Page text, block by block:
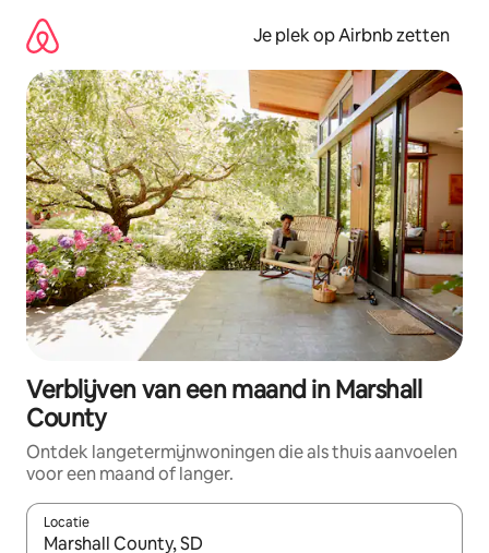
direct
naar
inhoud
Je plek op Airbnb zetten
Verblijven van een maand in Marshall
County
Ontdek langetermijnwoningen die als thuis aanvoelen
voor een maand of langer.
Locatie
Wanneer er resultaten beschikbaar zijn, maak je een keuze